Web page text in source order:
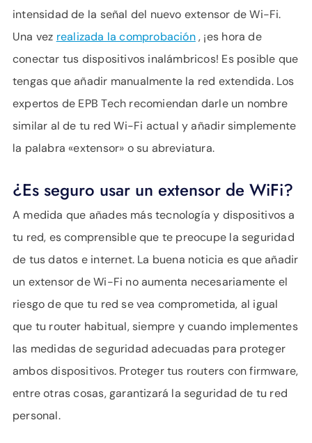
intensidad de la señal del nuevo extensor de Wi-Fi.
Una vez realizada la comprobación, ¡es hora de
conectar tus dispositivos inalámbricos! Es posible que
tengas que añadir manualmente la red extendida. Los
expertos de EPB Tech recomiendan darle un nombre
similar al de tu red Wi-Fi actual y añadir simplemente
la palabra «extensor» o su abreviatura.
¿Es seguro usar un extensor de WiFi?
A medida que añades más tecnología y dispositivos a
tu red, es comprensible que te preocupe la seguridad
de tus datos e internet. La buena noticia es que añadir
un extensor de Wi-Fi no aumenta necesariamente el
riesgo de que tu red se vea comprometida, al igual
que tu router habitual, siempre y cuando implementes
las medidas de seguridad adecuadas para proteger
ambos dispositivos. Proteger tus routers con firmware,
entre otras cosas, garantizará la seguridad de tu red
personal.